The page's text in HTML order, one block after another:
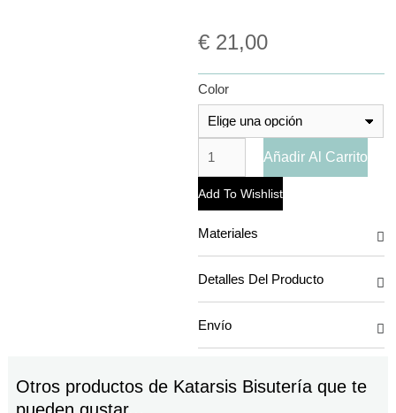
€ 21,00
Color
Añadir Al Carrito
Add To Wishlist
Materiales
Detalles Del Producto
Envío
Otros productos de Katarsis Bisuteríaque te